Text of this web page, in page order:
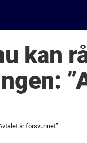
kan
är försvunnet”